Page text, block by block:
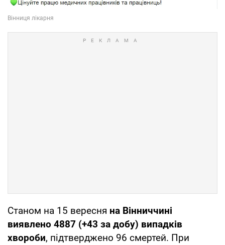
Станом на 15 вересня на Вінниччині
виявлено 4887 (+43 за добу) випадків
хвороби, підтверджено 96 смертей. При